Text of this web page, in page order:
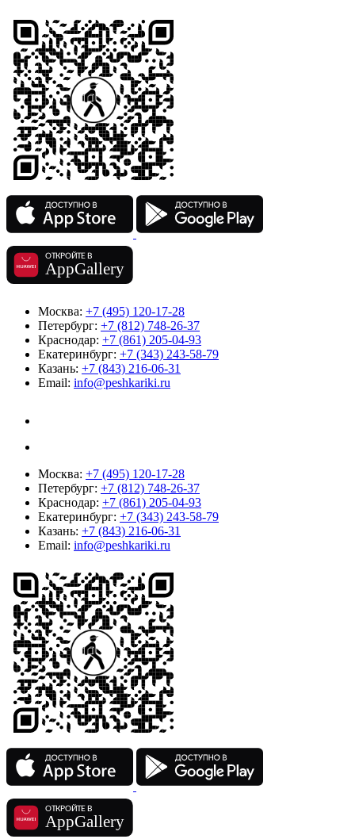
Москва: +7 (495) 120-17-28
Петербург: +7 (812) 748-26-37
Краснодар: +7 (861) 205-04-93
Екатеринбург: +7 (343) 243-58-79
Казань: +7 (843) 216-06-31
Email: info@peshkariki.ru
Москва: +7 (495) 120-17-28
Петербург: +7 (812) 748-26-37
Краснодар: +7 (861) 205-04-93
Екатеринбург: +7 (343) 243-58-79
Казань: +7 (843) 216-06-31
Email: info@peshkariki.ru